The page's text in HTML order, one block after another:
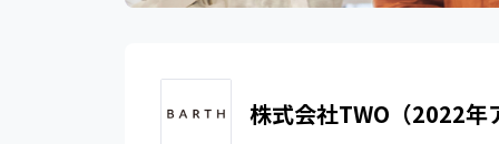
株式会社TWO（2022年